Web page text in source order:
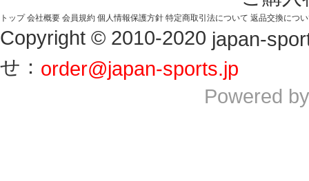
トップ 会社概要 会員規約 個人情報保護方針 特定商取引法について 返品交換につ
Copyright © 2010-2020 japan-
せ： order@japan-sports.jp
Powered